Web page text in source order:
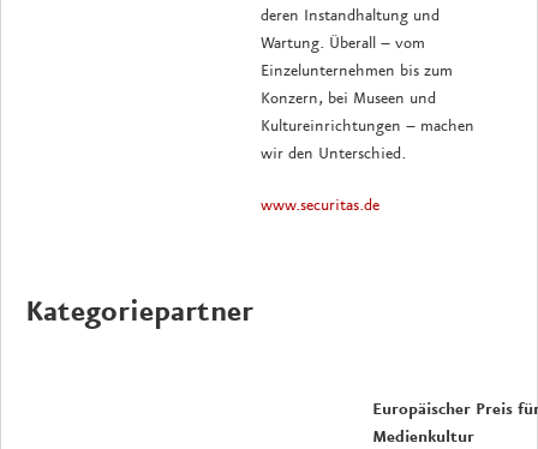
deren Instandhaltung und
Wartung. Überall – vom
Einzelunternehmen bis zum
Konzern, bei Museen und
Kultureinrichtungen – machen
wir den Unterschied.
www.securitas.de
Kategoriepartner
Europäischer Preis
Medienkultur